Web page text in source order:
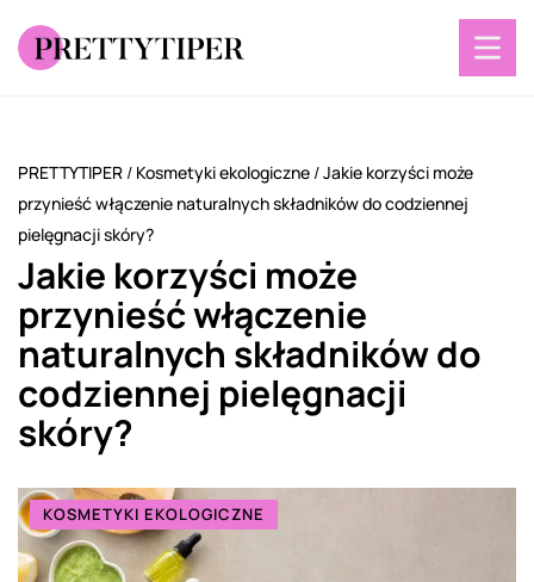
PRETTYTIPER / Kosmetyki ekologiczne /Jakie korzyści może
przynieść włączenie naturalnych składników do codziennej
pielęgnacji skóry?
Jakie korzyści może
przynieść włączenie
naturalnych składników do
codziennej pielęgnacji
skóry?
KOSMETYKI EKOLOGICZNE